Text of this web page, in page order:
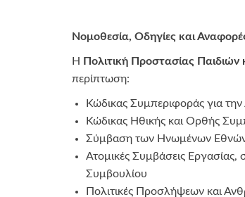
Νομοθεσία, Οδηγίες και
Η Πολιτική Προστασίας Παιδιών
περίπτωση:
Κώδικας Συμπεριφοράς για
Κώδικας Ηθικής και Ορθής
Σύμβαση των Ηνωμένων Εθνών
Ατομικές Συμβάσεις
Συμβουλίου
Πολιτικές Προσλήψεων και